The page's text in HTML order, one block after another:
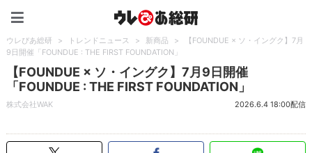
ウレぴあ総研 > トレンドニュース > 新商品 >
【FOUNDUE × ソ・イングク】7月
9日開催「FOUNDUE : THE FIRST FOUNDATION」
【FOUNDUE × ソ・イングク】7月9日開催
「FOUNDUE : THE FIRST FOUNDATION」
株式会社WAK 2026.6.4 18:00配信